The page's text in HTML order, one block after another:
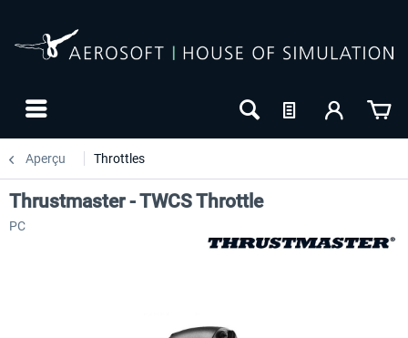
Aperçu Throttles
Thrustmaster - TWCS Throttle
PC